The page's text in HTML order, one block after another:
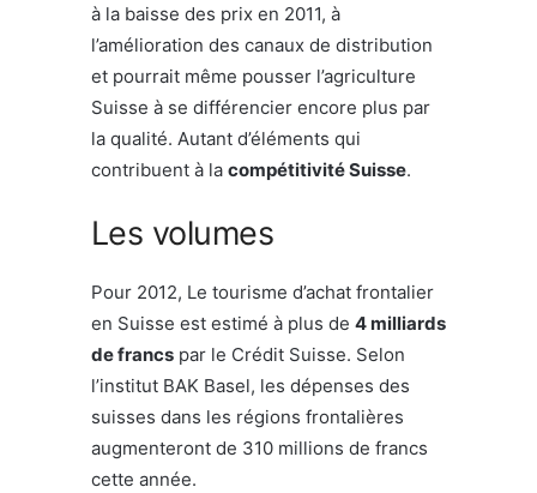
à la baisse des prix en 2011, à
l’amélioration des canaux de distribution
et pourrait même pousser l’agriculture
Suisse à se différencier encore plus par
la qualité. Autant d’éléments qui
contribuent à la compétitivité Suisse.
Les volumes
Pour 2012, Le tourisme d’achat frontalier
en Suisse est estimé à plus de 4 milliards
de francs par le Crédit Suisse. Selon
l’institut BAK Basel, les dépenses des
suisses dans les régions frontalières
augmenteront de 310 millions de francs
cette année.